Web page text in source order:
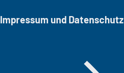
e
Impressum und Datenschutz